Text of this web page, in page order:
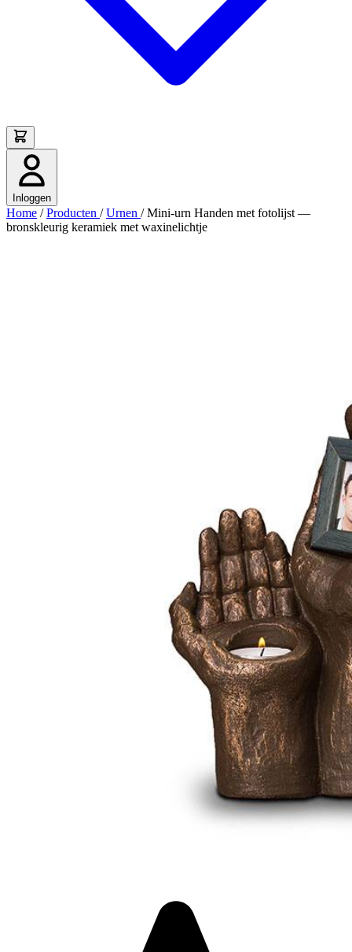
Inloggen
Home / Producten / Urnen / Mini-urn Handen met fotolijst —
bronskleurig keramiek met waxinelichtje